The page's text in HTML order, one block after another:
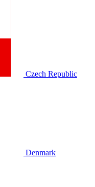
Czech Republic
Denmark